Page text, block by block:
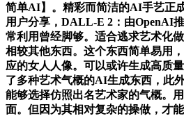
简单AI】。精彩而简洁的AI手艺正
用户分享，DALL-E 2：由OpenAI
常利用曾经脚够。适合逃求艺术化
相较其他东西。这个东西简单易用
应的女人人像。可以或许生成高质
了多种艺术气概的AI生成东西，此
能够选择仿照出名艺术家的气概。
面。但因为其相对复杂的操做，才